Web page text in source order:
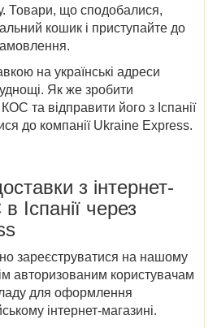
Товари, що сподобалися,
кошик і приступайте до
на українські адреси
Як же зробити
КОС та відправити його з Іспанії
до компанії Ukraine Express.
з інтернет-
Іспанії через
зареєструватися на нашому
авторизованим користувачам
для оформлення
інтернет-магазині.